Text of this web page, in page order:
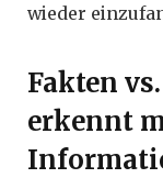
wieder
Fakten
erkennt